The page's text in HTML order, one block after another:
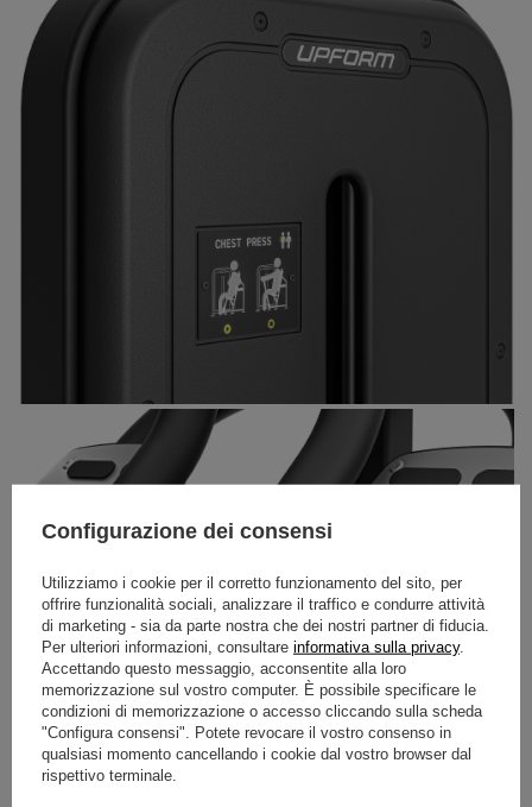
Configurazione dei consensi
Utilizziamo i cookie per il corretto funzionamento del sito, per
offrire funzionalità sociali, analizzare il traffico e condurre attività
di marketing - sia da parte nostra che dei nostri partner di fiducia.
Per ulteriori informazioni, consultare informativa sulla privacy.
Accettando questo messaggio, acconsentite alla loro
memorizzazione sul vostro computer. È possibile specificare le
condizioni di memorizzazione o accesso cliccando sulla scheda
"Configura consensi". Potete revocare il vostro consenso in
qualsiasi momento cancellando i cookie dal vostro browser dal
rispettivo terminale.